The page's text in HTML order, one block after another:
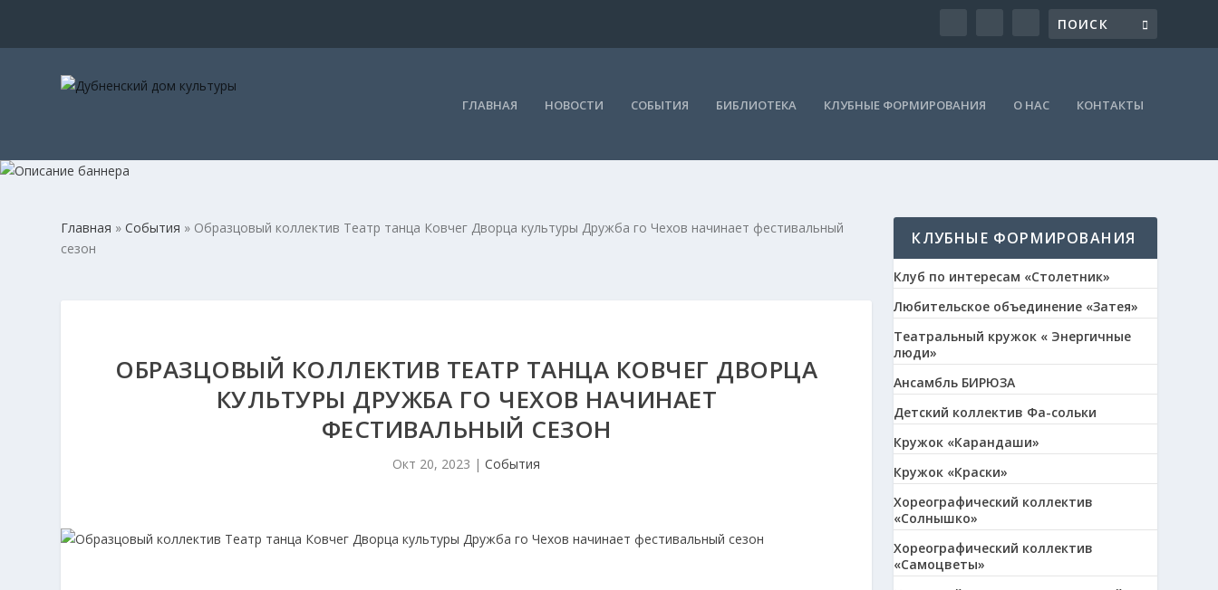
ГЛАВНАЯ НОВОСТИ СОБЫТИЯ БИБЛИОТЕКА КЛУБНЫЕ ФОРМИРОВАНИЯ О НАС КОНТАКТЫ
Главная »События » Образцовый коллектив Театр танца Ковчег Дворца культуры Дружба го Чехов начинает фестивальный
сезон
ОБРАЗЦОВЫЙ КОЛЛЕКТИВ ТЕАТР ТАНЦА КОВЧЕГ ДВОРЦА
КУЛЬТУРЫ ДРУЖБА ГО ЧЕХОВ НАЧИНАЕТ
ФЕСТИВАЛЬНЫЙ СЕЗОН
Окт 20, 2023 |События
КЛУБНЫЕ ФОРМИРОВАНИЯ
Клуб по интересам «Столетник»
Любительское объединение «Затея»
Театральный кружок « Энергичные
люди»
Ансамбль БИРЮЗА
Детский коллектив Фа-сольки
Кружок «Карандаши»
Кружок «Краски»
Хореографический коллектив
«Солнышко»
Хореографический коллектив
«Самоцветы»